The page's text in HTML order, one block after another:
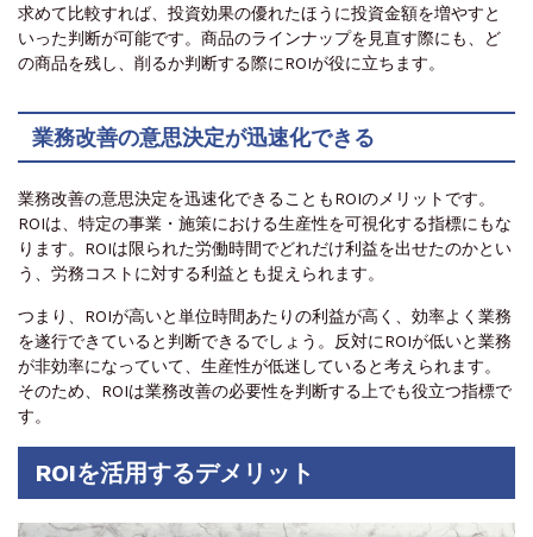
求めて比較すれば、投資効果の優れたほうに投資金額を増やすと
いった判断が可能です。商品のラインナップを見直す際にも、ど
の商品を残し、削るか判断する際にROIが役に立ちます。
業務改善の意思決定が迅速化できる
業務改善の意思決定を迅速化できることもROIのメリットです。
ROIは、特定の事業・施策における生産性を可視化する指標にもな
ります。ROIは限られた労働時間でどれだけ利益を出せたのかとい
う、労務コストに対する利益とも捉えられます。
つまり、ROIが高いと単位時間あたりの利益が高く、効率よく業務
を遂行できていると判断できるでしょう。反対にROIが低いと業務
が非効率になっていて、生産性が低迷していると考えられます。
そのため、ROIは業務改善の必要性を判断する上でも役立つ指標で
す。
ROIを活用するデメリット